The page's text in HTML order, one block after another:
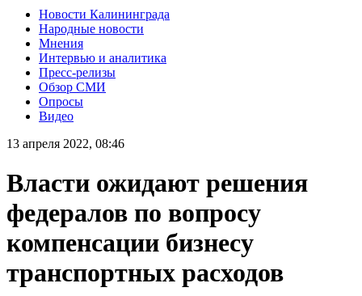
Новости Калининграда
Народные новости
Мнения
Интервью и аналитика
Пресс-релизы
Обзор СМИ
Опросы
Видео
13 апреля 2022, 08:46
Власти ожидают решения
федералов по вопросу
компенсации бизнесу
транспортных расходов